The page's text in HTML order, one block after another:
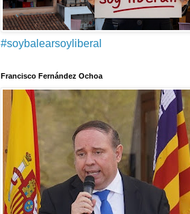
#soybalearsoyliberal
Francisco Fernández Ochoa